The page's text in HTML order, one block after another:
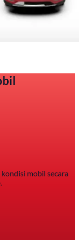
mobil secara